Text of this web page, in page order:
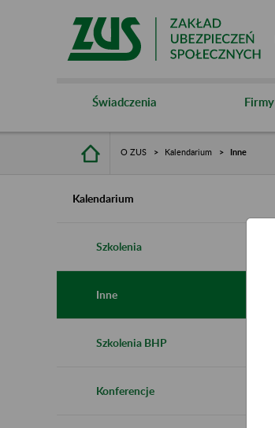
Świadczenia Firmy
O ZUS Kalendarium Inne
Kalendarium
Szkolenia
Inne
Szkolenia BHP
Konferencje